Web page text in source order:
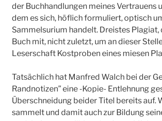
der Buchhandlungen meines Vertrauens
dem es sich, höflich formuliert, optisch
Sammelsurium handelt. Dreistes Plagiat,
Buch mit, nicht zuletzt, um an dieser
Leserschaft Kostproben eines miesen
Tatsächlich hat Manfred Walch bei der
Randnotizen” eine -Kopie- Entlehnung
Überschneidung beider Titel bereits auf.
sammelt und damit auch zur Bildung